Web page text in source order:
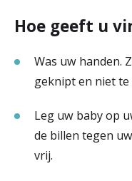
Hoe geeft u
Was uw handen.
geknipt en niet te
Leg uw baby op
de billen tegen
vrij.